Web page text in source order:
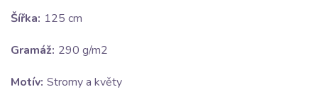
Šířka: 125 cm
Gramáž: 290 g/m2
Motív: Stromy a květy